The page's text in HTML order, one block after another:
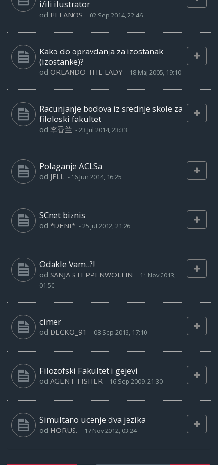
i/ili ilustrator
od BELANOS - 02 Sep 2014, 22:46
Kako do opravdanja za izostanak
(izostanke)?
od ORLANDO THE LADY - 18 Maj 2005, 19:10
Racunjanje bodova iz srednje skole za
filoloski fakultet
od 李香兰 -23 Jul 2014, 23:33
Polaganje ACLSa
od JELL - 16 Jun 2014, 16:25
SCnet biznis
od *DENI* -25 Jul 2012, 21:26
Odakle Vam..?!
od SANJA STEPPENWOLFIN - 11 Nov 2013,
01:50
cimer
od DECKO_91 - 08 Sep 2013, 17:10
Filozofski Fakultet i gejevi
od AGENT-FISHER - 16 Sep 2009, 21:30
Simultano ucenje dva jezika
od HORUS. - 17 Nov 2012, 03:24